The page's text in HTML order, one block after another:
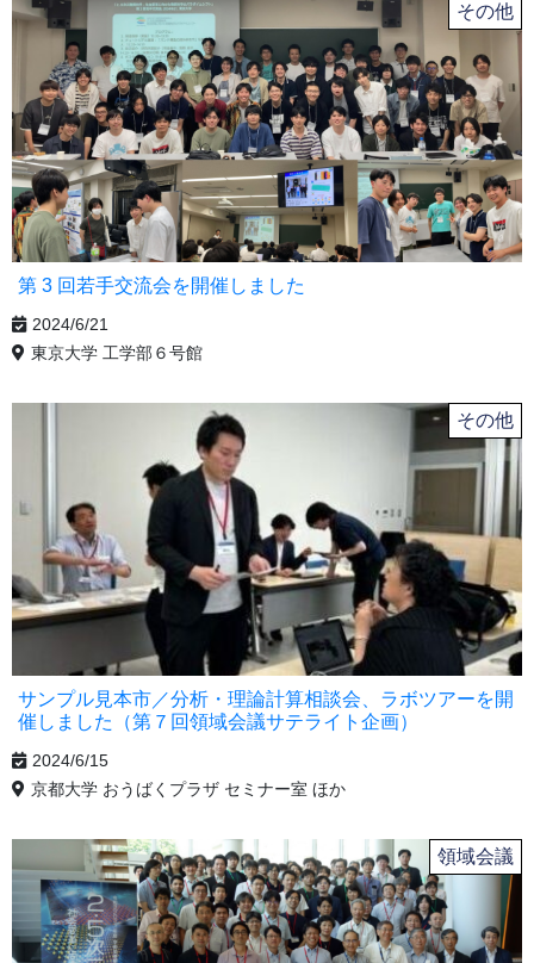
その他
第 3 回若手交流会を開催しました
2024/6/21
東京大学 工学部６号館
その他
サンプル見本市／分析・理論計算相談会、ラボツアーを開
催しました（第７回領域会議サテライト企画）
2024/6/15
京都大学 おうばくプラザ セミナー室 ほか
領域会議